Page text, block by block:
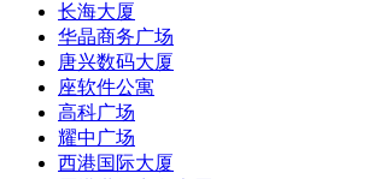
长海大厦
华晶商务广场
唐兴数码大厦
座软件公寓
高科广场
耀中广场
西港国际大厦